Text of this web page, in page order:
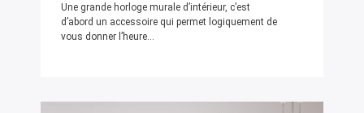
Une grande horloge murale d’intérieur, c’est
d’abord un accessoire qui permet logiquement de
vous donner l’heure...